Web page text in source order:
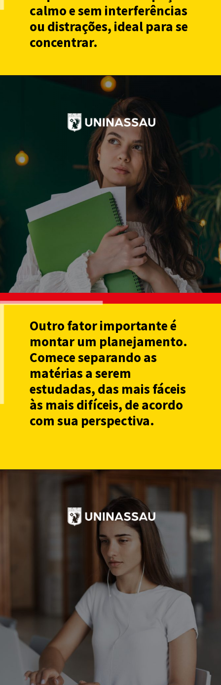
calmo e sem interferências
ou distrações, ideal para se
concentrar.
Outro fator importante é
montar um planejamento.
Comece separando as
matérias a serem
estudadas, das mais fáceis
às mais difíceis, de acordo
com sua perspectiva.